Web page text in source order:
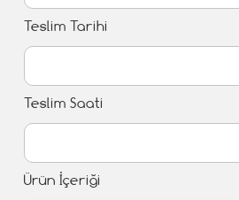
Teslim Tarihi
Teslim Saati
Ürün İçeriği